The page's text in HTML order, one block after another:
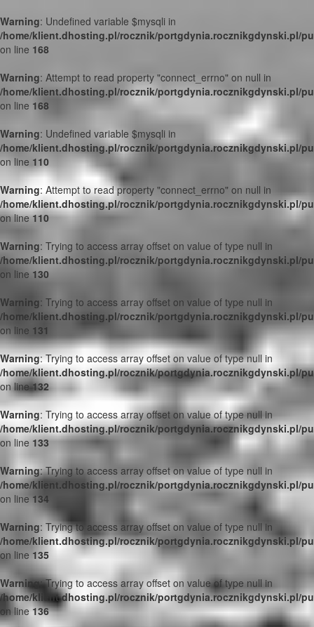
Warning: Undefined variable $mysqli in
/home/klient.dhosting.pl/rocznik/portgdynia.rocznikgdynski.pl/
on line 168
Warning: Attempt to read property "connect_errno" on null in
/home/klient.dhosting.pl/rocznik/portgdynia.rocznikgdynski.pl/
on line 168
Warning: Undefined variable $mysqli in
/home/klient.dhosting.pl/rocznik/portgdynia.rocznikgdynski.pl/
on line 110
Warning: Attempt to read property "connect_errno" on null in
/home/klient.dhosting.pl/rocznik/portgdynia.rocznikgdynski.pl/
on line110
Warning: Trying to access array offset on value of type null in
/home/klient.dhosting.pl/rocznik/portgdynia.rocznikgdynski.pl/
on line 130
Warning: Trying to access array offset on value of type null in
/home/klient.dhosting.pl/rocznik/portgdynia.rocznikgdynski.pl/
on line 131
Warning: Trying to access array offset on value of type null in
/home/klient.dhosting.pl/rocznik/portgdynia.rocznikgdynski.pl/
on line132
Warning: Trying to access array offset on value of type null in
/home/klient.dhosting.pl/rocznik/portgdynia.rocznikgdynski.pl/
on line 133
Warning: Trying to access array offset on value of type null in
/home/klient.dhosting.pl/rocznik/portgdynia.rocznikgdynski.pl/
on line 134
Warning: Trying to access array offset on value of type null in
/home/klient.dhosting.pl/rocznik/portgdynia.rocznikgdynski.pl/
on line 135
Warning: Trying to access array offset on value of type null in
/home/klient.dhosting.pl/rocznik/portgdynia.rocznikgdynski.pl/
on line136